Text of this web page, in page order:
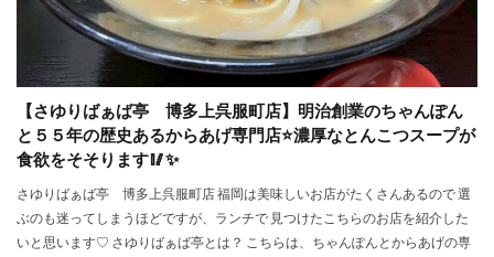
【さゆりばぁば亭 博多上呉服町店】明治創業のちゃんぽん
と５５年の歴史あるからあげ専門店⭐️濃厚なとんこつスープが
食欲をそそります🥢✨
さゆりばぁば亭 博多上呉服町店 福岡は美味しいお店がたくさんあるので 選
ぶのも迷ってしまうほどですが、ランチで 見つけたこちらのお店を紹介した
いと思います♡ さゆりばぁば亭とは？ こちらは、ちゃんぽんとからあげの専